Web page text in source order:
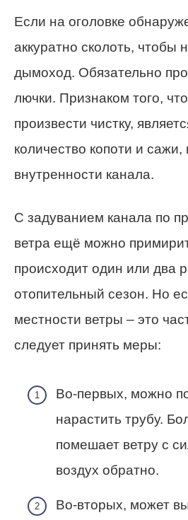
Если на оголовке
аккуратно сколоть, чтобы
дымоход. Обязательно
лючки. Признаком того,
произвести чистку,
количество копоти и сажи,
внутренности канала.
С задуванием канала по
ветра ещё можно
происходит один или два
отопительный сезон. Но
местности ветры – это
следует принять меры:
Во-первых, можно
нарастить трубу.
помешает ветру с
воздух обратно.
Во-вторых, может